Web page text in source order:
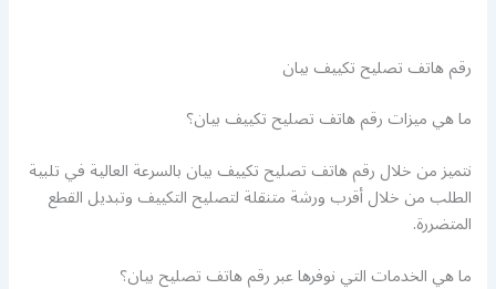
رقم هاتف تصليح تكييف بيان
ما هي ميزات رقم هاتف تصليح تكييف بيان؟
نتميز من خلال رقم هاتف تصليح تكييف بيان بالسرعة العالية في تلبية
الطلب من خلال أقرب ورشة متنقلة لتصليح التكييف وتبديل القطع
المتضررة.
ما هي الخدمات التي نوفرها عبر رقم هاتف تصليح بيان؟